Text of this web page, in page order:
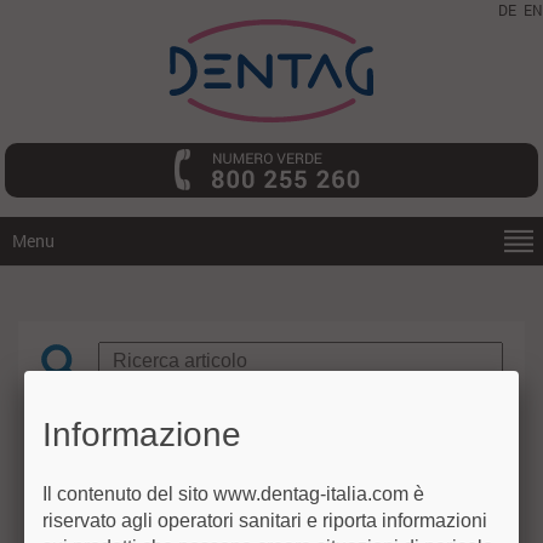
DE EN
Menu
Assistenza tecnica
LABORATORIO
Informazione
Il contenuto del sito www.dentag-italia.com è
riservato agli operatori sanitari e riporta informazioni